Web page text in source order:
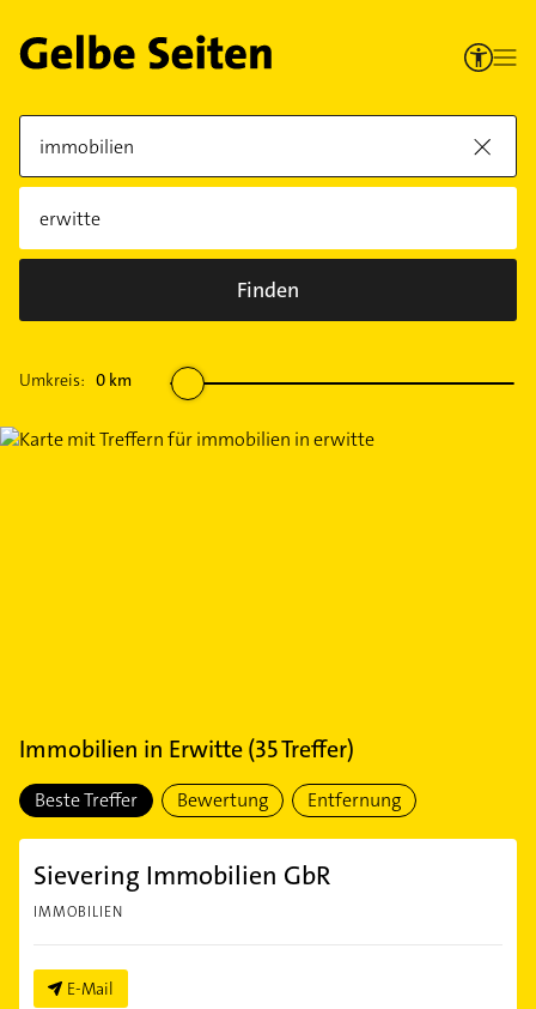
Finden
Umkreis: 0 km
Immobilien in Erwitte(35Treffer)
Beste Treffer Bewertung Entfernung
Sievering Immobilien GbR
IMMOBILIEN
E-Mail